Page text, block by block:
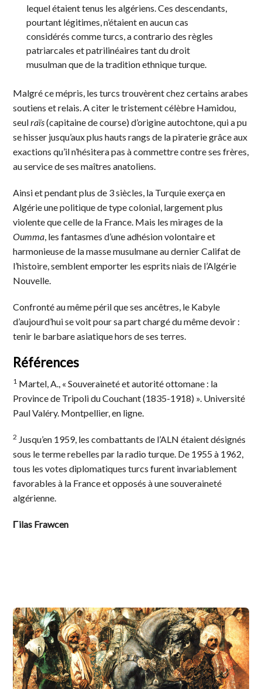
lequel étaient tenus les algériens. Ces descendants,
pourtant légitimes, n’étaient en aucun cas
considérés comme turcs, a contrario des règles
patriarcales et patrilinéaires tant du droit
musulman que de la tradition ethnique turque.
Malgré ce mépris, les turcs trouvèrent chez certains arabes
soutiens et relais. A citer le tristement célèbre Hamidou,
seulraïs(capitaine de course) d’origine autochtone, qui a pu
se hisser jusqu’aux plus hauts rangs de la piraterie grâce aux
exactions qu’il n’hésitera pas à commettre contre ses frères,
au service de ses maîtres anatoliens.
Ainsi et pendant plus de 3 siècles, la Turquie exerça en
Algérie une politique de type colonial, largement plus
violente que celle de la France. Mais les mirages de la
Oumma, les fantasmes d’une adhésion volontaire et
harmonieuse de la masse musulmane au dernier Califat de
l’histoire, semblent emporter les esprits niais de l’Algérie
Nouvelle.
Confronté au même péril que ses ancêtres, le Kabyle
d’aujourd’hui se voit pour sa part chargé du même devoir :
tenir le barbare asiatique hors de ses terres.
Références
1 Martel, A., « Souveraineté et autorité ottomane : la
Province de Tripoli du Couchant (1835-1918) ». Université
Paul Valéry. Montpellier, en ligne.
2 Jusqu’en 1959, les combattants de l’ALN étaient désignés
sous le terme rebelles par la radio turque. De 1955 à 1962,
tous les votes diplomatiques turcs furent invariablement
favorables à la France et opposés à une souveraineté
algérienne.
Γilas Frawcen